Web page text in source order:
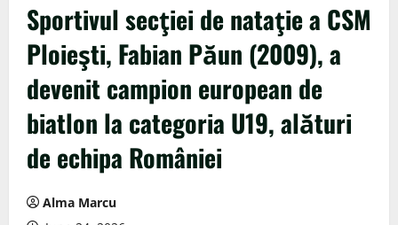
Sportivul secţiei de nataţie a CSM
Ploieşti, Fabian Păun (2009), a
devenit campion european de
biatlon la categoria U19, alături
de echipa României
Alma Marcu